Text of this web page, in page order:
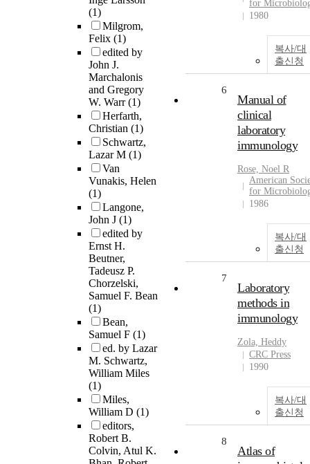
(1)
Milgrom,
Felix (1)
edited by
John J.
Marchalonis
and Gregory
W. Warr(1)
Herfarth,
Christian (1)
Schwartz,
Lazar M (1)
Van
Vunakis, Helen
(1)
Langone,
John J (1)
edited by
Ernst H.
Beutner,
Tadeusz P.
Chorzelski,
Samuel F. Bean
(1)
Bean,
Samuel F (1)
ed. by Lazar
M. Schwartz,
William Miles
(1)
Miles,
William D (1)
editors,
Robert B.
Colvin, Atul K.
for
1980
복사/대
출신청
6
Manual of
clinical
laboratory
immunology
Rose, Noel R
American
for
1986
복사/대
출신청
7
Laboratory
methods in
immunology
Zola, Heddy
CRC Press
1990
복사/대
출신청
8
Atlas of